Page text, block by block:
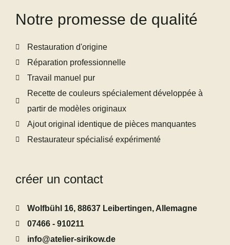
Notre promesse de qualité
Restauration d'origine
Réparation professionnelle
Travail manuel pur
Recette de couleurs spécialement développée à
partir de modèles originaux
Ajout original identique de pièces manquantes
Restaurateur spécialisé expérimenté
créer un contact
Wolfbühl 16, 88637 Leibertingen, Allemagne
07466 - 910211
info@atelier-sirikow.de